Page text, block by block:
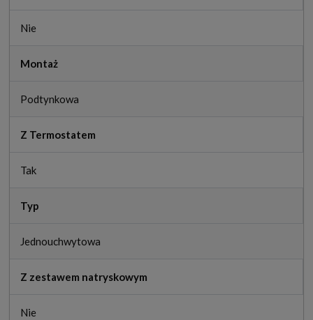
Nie
Montaż
Podtynkowa
Z Termostatem
Tak
Typ
Jednouchwytowa
Z zestawem natryskowym
Nie